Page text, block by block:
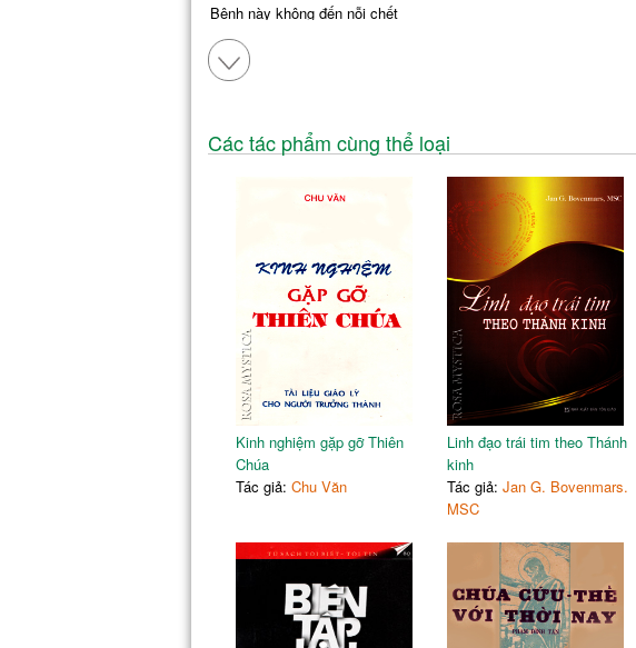
Bệnh này không đến nỗi chết
Hãy nhìn lên
Hãy nhìn xuống
Một linh hồn
Phải đổ máu
Một nắm rơm
Chiếc diều sáo
Các tác phẩm cùng thể loại
Kinh nghiệm gặp gỡ Thiên
Chúa
Tác giả: Chu Văn
Linh đạo trái tim theo Thánh
kinh
Tác giả: Jan G. Bovenmars.
MSC